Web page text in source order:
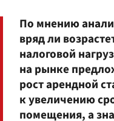
По мнению
вряд ли
налоговой
на рынке
рост арендной
к увеличению
помещения, а